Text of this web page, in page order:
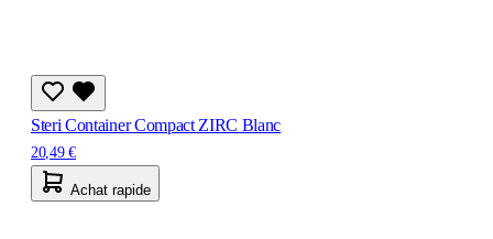
Steri Container Compact ZIRC Blanc
20,49 €
Achat rapide